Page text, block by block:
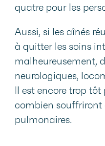
quatre pour les
Aussi, si les aînés
à quitter les soins
malheureusement,
neurologiques,
Il est encore trop
combien souffriront
pulmonaires.